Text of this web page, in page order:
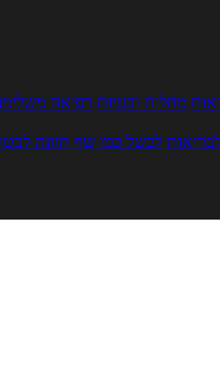
מחלות ובעיות רפואה
לבשל כמו שף תזונה